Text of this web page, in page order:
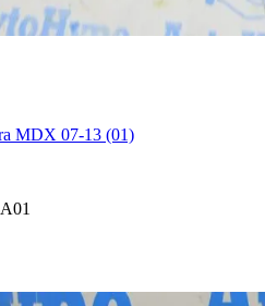
MDX 07-13 (01)